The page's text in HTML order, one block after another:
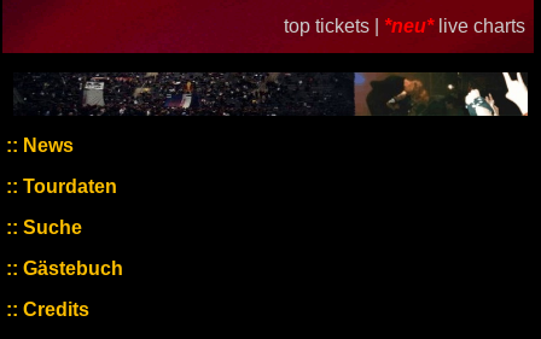
top tickets | *neu* live charts
News
Tourdaten
Suche
Gästebuch
Credits